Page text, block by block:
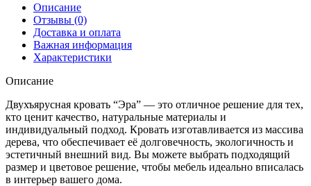
Описание
Отзывы (0)
Доставка и оплата
Важная информация
Характеристики
Описание
Двухъярусная кровать “Эра” — это отличное решение для тех,
кто ценит качество, натуральные материалы и
индивидуальный подход. Кровать изготавливается из массива
дерева, что обеспечивает её долговечность, экологичность и
эстетичный внешний вид. Вы можете выбрать подходящий
размер и цветовое решение, чтобы мебель идеально вписалась
в интерьер вашего дома.